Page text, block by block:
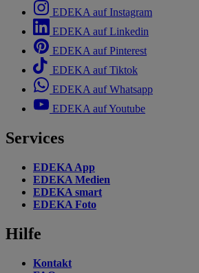
EDEKA auf Instagram
EDEKA auf Linkedin
EDEKA auf Pinterest
EDEKA auf Tiktok
EDEKA auf Whatsapp
EDEKA auf Youtube
Services
EDEKA App
EDEKA Medien
EDEKA smart
EDEKA Foto
Hilfe
Kontakt